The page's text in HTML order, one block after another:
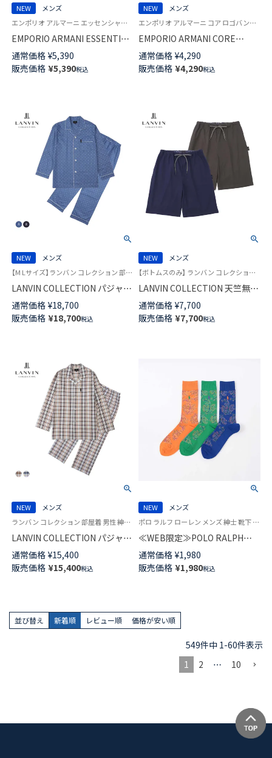
NEW
メンズ
エンポリオ アルマーニ エッセンシャル マイクロファイバー Underwear 男性 アンダーウェア 紳士 下着
EMPORIO ARMANI ESSENTIAL
MICROFIBER TRUNK ボクサー
パンツ 【S/M/L/XL】 前閉じ EUサ
イズ メンズ 54068881
通常価格 ¥5,390
販売価格 ¥5,390税込
NEW
メンズ
エンポリオ アルマーニ コア ロゴバンド Underwear 男性 ブランド アンダーウェア 紳士 下着
EMPORIO ARMANI CORE
LOGOBAND TRUNK ボクサー
パンツ 【S/M/L/XL】 前閉じ EUサ
イズ メンズ 54066691
通常価格 ¥4,290
販売価格 ¥4,290税込
NEW
メンズ
【M Lサイズ】ランバン コレクション 部屋着 男性 紳士 ラウンジウェア
LANVIN COLLECTION パジャマ
上下セット 60綿サテン JLドッ
トプリント 日本製 長袖 長丈パ
ンツ 前ボタン 前開き メンズ
通常価格 ¥18,700
販売価格 ¥18,700税込
NEW
メンズ
【ボトムスのみ】 ランバン コレクション 半ズボン 男性 部屋着 紳士 ラウンジウェア
LANVIN COLLECTION 天竺無地
アロハ 5分丈 ハーフパンツ 【M L
サイズ】 スウェットパンツ ラウ
ンジウェア メンズ 54466012
通常価格 ¥7,700
販売価格 ¥7,700税込
NEW
メンズ
ランバン コレクション 部屋着 男性 紳士 ラウンジウェア
LANVIN COLLECTION パジャマ
上下セット【M Lサイズ】 先染め
50 サッカーチェック 長袖 長丈
パンツ 前ボタン 前開き メンズ
通常価格 ¥15,400
販売価格 ¥15,400税込
NEW
メンズ
ポロ ラルフ ローレン メンズ 紳士 靴下 カジュアル 26SS
≪WEB限定≫POLO RALPH
LAUREN PAISLEY クルー丈 ソ
ックス メンズ 92012544
通常価格 ¥1,980
販売価格 ¥1,980税込
並び替え 新着順 レビュー順 価格が安い順
549件中 1-60件表示
1
2 … 10